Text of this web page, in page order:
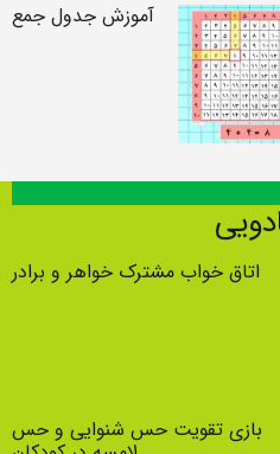
آموزش جدول جمع
اتاق خواب مشترک خواهر و برادر
بازی تقویت حس شنوایی و حس